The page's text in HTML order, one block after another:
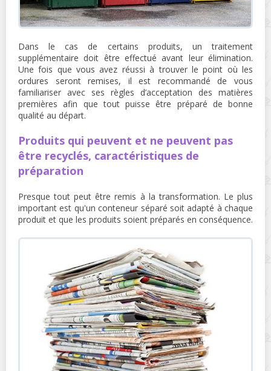
Dans le cas de certains produits, un traitement
supplémentaire doit être effectué avant leur élimination.
Une fois que vous avez réussi à trouver le point où les
ordures seront remises, il est recommandé de vous
familiariser avec ses règles d’acceptation des matières
premières afin que tout puisse être préparé de bonne
qualité au départ.
Produits qui peuvent et ne peuvent pas
être recyclés, caractéristiques de
préparation
Presque tout peut être remis à la transformation. Le plus
important est qu'un conteneur séparé soit adapté à chaque
produit et que les produits soient préparés en conséquence.